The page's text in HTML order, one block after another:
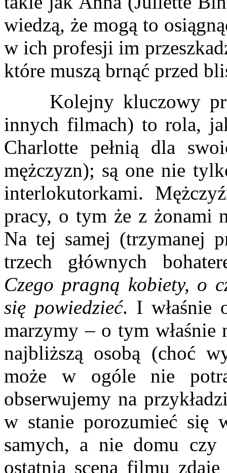
wiedzą, że mogą to
w ich profesji im
które muszą brnąć przed
Kolejny kluczowy
innych filmach) to rola,
Charlotte pełnią dla
mężczyzn); są one nie
interlokutorkami.
pracy, o tym że z żonami
Na tej samej (trzymanej
trzech głównych
Czego pragną kobiety, o
się powiedzieć. I właśnie
marzymy – o tym
najbliższą osobą (choć
może w ogóle nie
obserwujemy na
w stanie porozumieć się
samych, a nie domu
ostatnia scena filmu